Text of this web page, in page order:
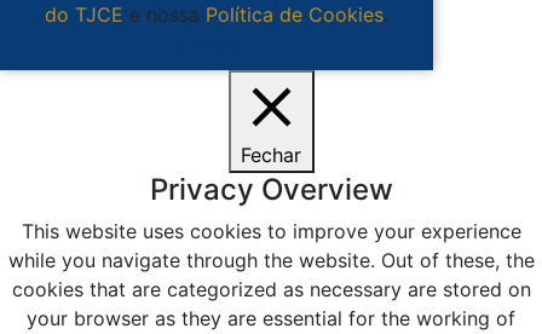
do TJCE e nossa Política de Cookies.
Fechar
Privacy Overview
This website uses cookies to improve your experience
while you navigate through the website. Out of these, the
cookies that are categorized as necessary are stored on
your browser as they are essential for the working of